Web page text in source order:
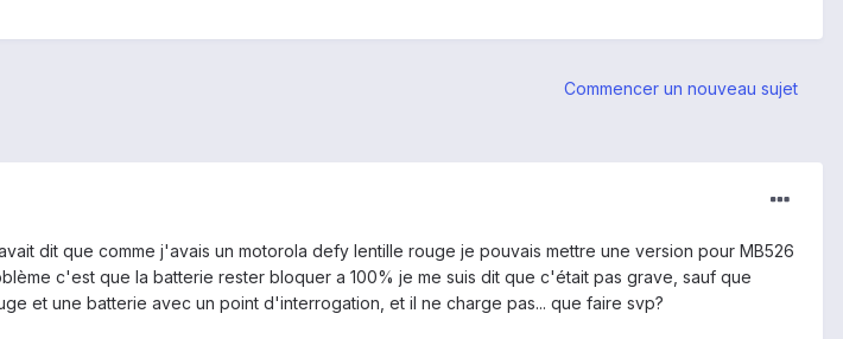
Commencer un nouveau sujet
dit que comme j'avais un motorola defy lentille rouge je pouvais mettre une version pour MB526
c'est que la batterie rester bloquer a 100% je me suis dit que c'était pas grave, sauf que
et une batterie avec un point d'interrogation, et il ne charge pas... que faire svp?